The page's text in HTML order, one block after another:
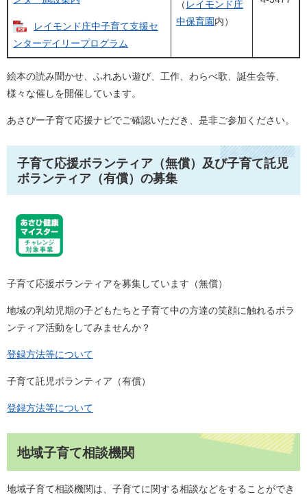
レイモンド庄中子育て支援セ
ンターデイリープログラム
（ レイモンド庄
中保育園内）
絵本の読み聞かせ、ふれあい遊び、工作、わらべ歌、誕生会等、
様々な催しを開催しています。
あさぴー子育て応援ナビでご確認いただき、是非ご参加ください。
子育て応援ボランティア（無償）及び子育て託児
ボランティア（有償）の募集
子育て応援ボランティアを募集しています（無償）
地域の乳幼児期の子どもたちと子育て中の方達の笑顔に触れるボラ
ンティア活動をしてみませんか？
登録方法等について
子育て託児ボランティア（有償）
登録方法等について
地域子育て相談機関
地域子育て相談機関は、子育てに関する相談などをすることができ